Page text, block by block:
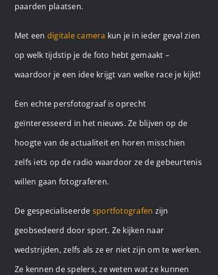
paarden plaatsen.
Met een digitale camera kun je in ieder geval zien
op welk tijdstip je de foto hebt gemaakt –
waardoor je een idee krijgt van welke race je kijkt!
Een echte persfotograaf is oprecht
geïnteresseerd in het nieuws. Ze blijven op de
hoogte van de actualiteit en horen misschien
zelfs iets op de radio waardoor ze de gebeurtenis
willen gaan fotograferen.
De gespecialiseerde sportfotografen zijn
geobsedeerd door sport. Ze kijken naar
wedstrijden, zelfs als ze er niet zijn om te werken.
Ze kennen de spelers, ze weten wat ze kunnen